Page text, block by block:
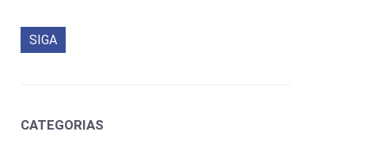
SIGA
CATEGORIAS